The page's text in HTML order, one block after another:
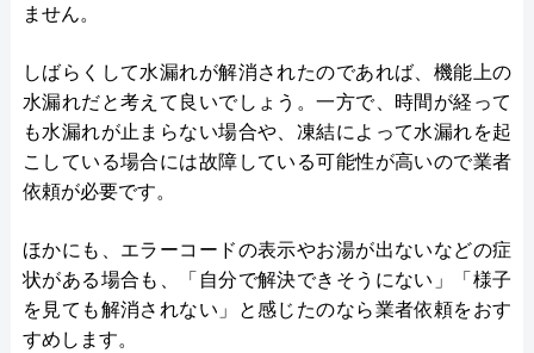
ません。
しばらくして水漏れが解消されたのであれば、機能上の
水漏れだと考えて良いでしょう。一方で、時間が経って
も水漏れが止まらない場合や、凍結によって水漏れを起
こしている場合には故障している可能性が高いので業者
依頼が必要です。
ほかにも、エラーコードの表示やお湯が出ないなどの症
状がある場合も、「自分で解決できそうにない」「様子
を見ても解消されない」と感じたのなら業者依頼をおす
すめします。